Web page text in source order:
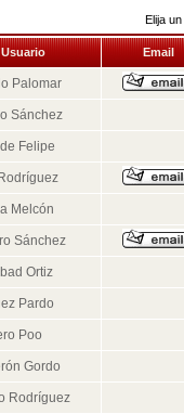
Elija
Email
Palomar
Sánchez
Felipe
Melcón
Sánchez
Ortiz
Pardo
Poo
Gordo
Rodríguez